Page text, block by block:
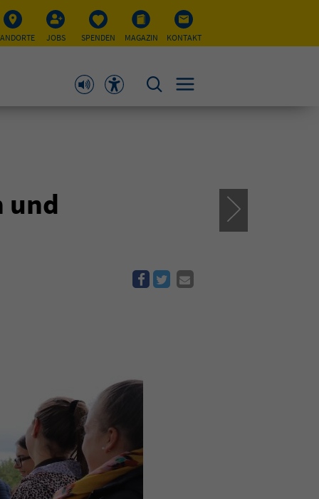
JOBS SPENDEN MAGAZIN KONTAKT
und